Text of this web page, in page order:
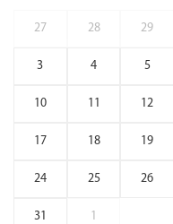
27 28 29
3 4 5
10 11 12
17 18 19
24 25 26
31 1